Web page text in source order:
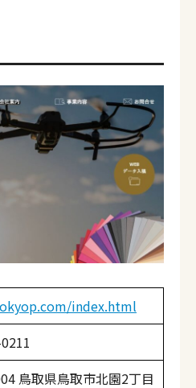
index.html
鳥取県鳥取市北園2丁目